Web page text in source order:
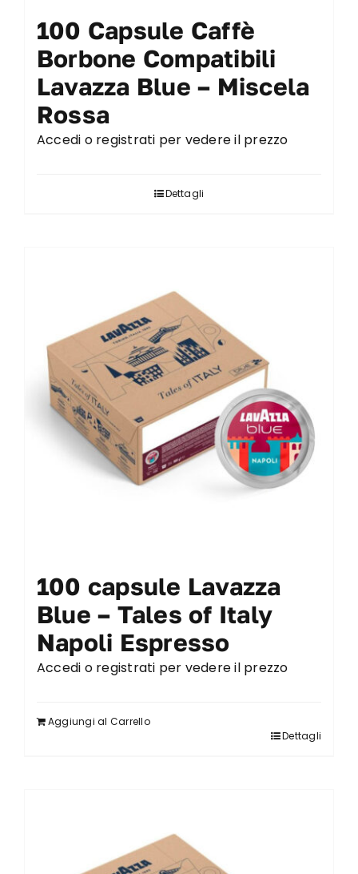
100 Capsule Caffè
Borbone Compatibili
Lavazza Blue – Miscela
Rossa
Accedi o registrati per vedere il prezzo
Dettagli
100 capsule Lavazza
Blue – Tales of Italy
Napoli Espresso
Accedi o registrati per vedere il prezzo
Aggiungi al Carrello
Dettagli